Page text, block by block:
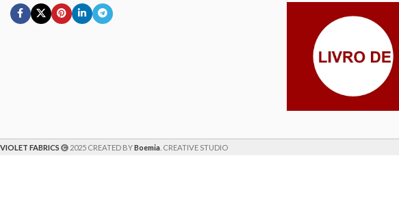
VIOLET FABRICS 2025 CREATED BYBoemia . CREATIVE STUDIO